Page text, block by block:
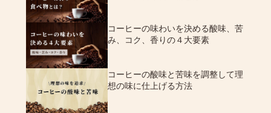
コーヒーの味わいを決める酸味、苦
み、コク、香りの４大要素
コーヒーの酸味と苦味を調整して理
想の味に仕上げる方法